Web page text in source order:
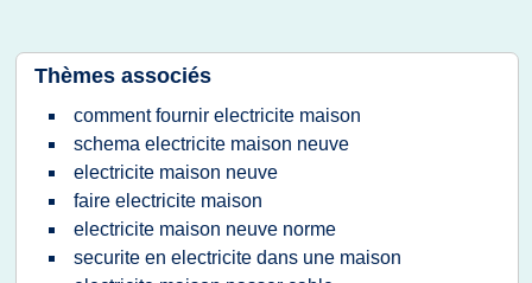
Thèmes associés
comment fournir electricite maison
schema electricite maison neuve
electricite maison neuve
faire electricite maison
electricite maison neuve norme
securite en electricite dans une maison